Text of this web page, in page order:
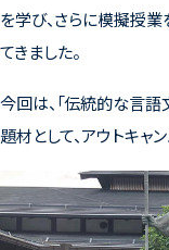
を学び、さらに模擬授
てきました。
今回は、「伝統的な言語
題材として、アウトキャ